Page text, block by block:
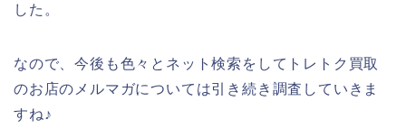
した。
なので、今後も色々とネット検索をしてトレトク買取
のお店のメルマガについては引き続き調査していきま
すね♪